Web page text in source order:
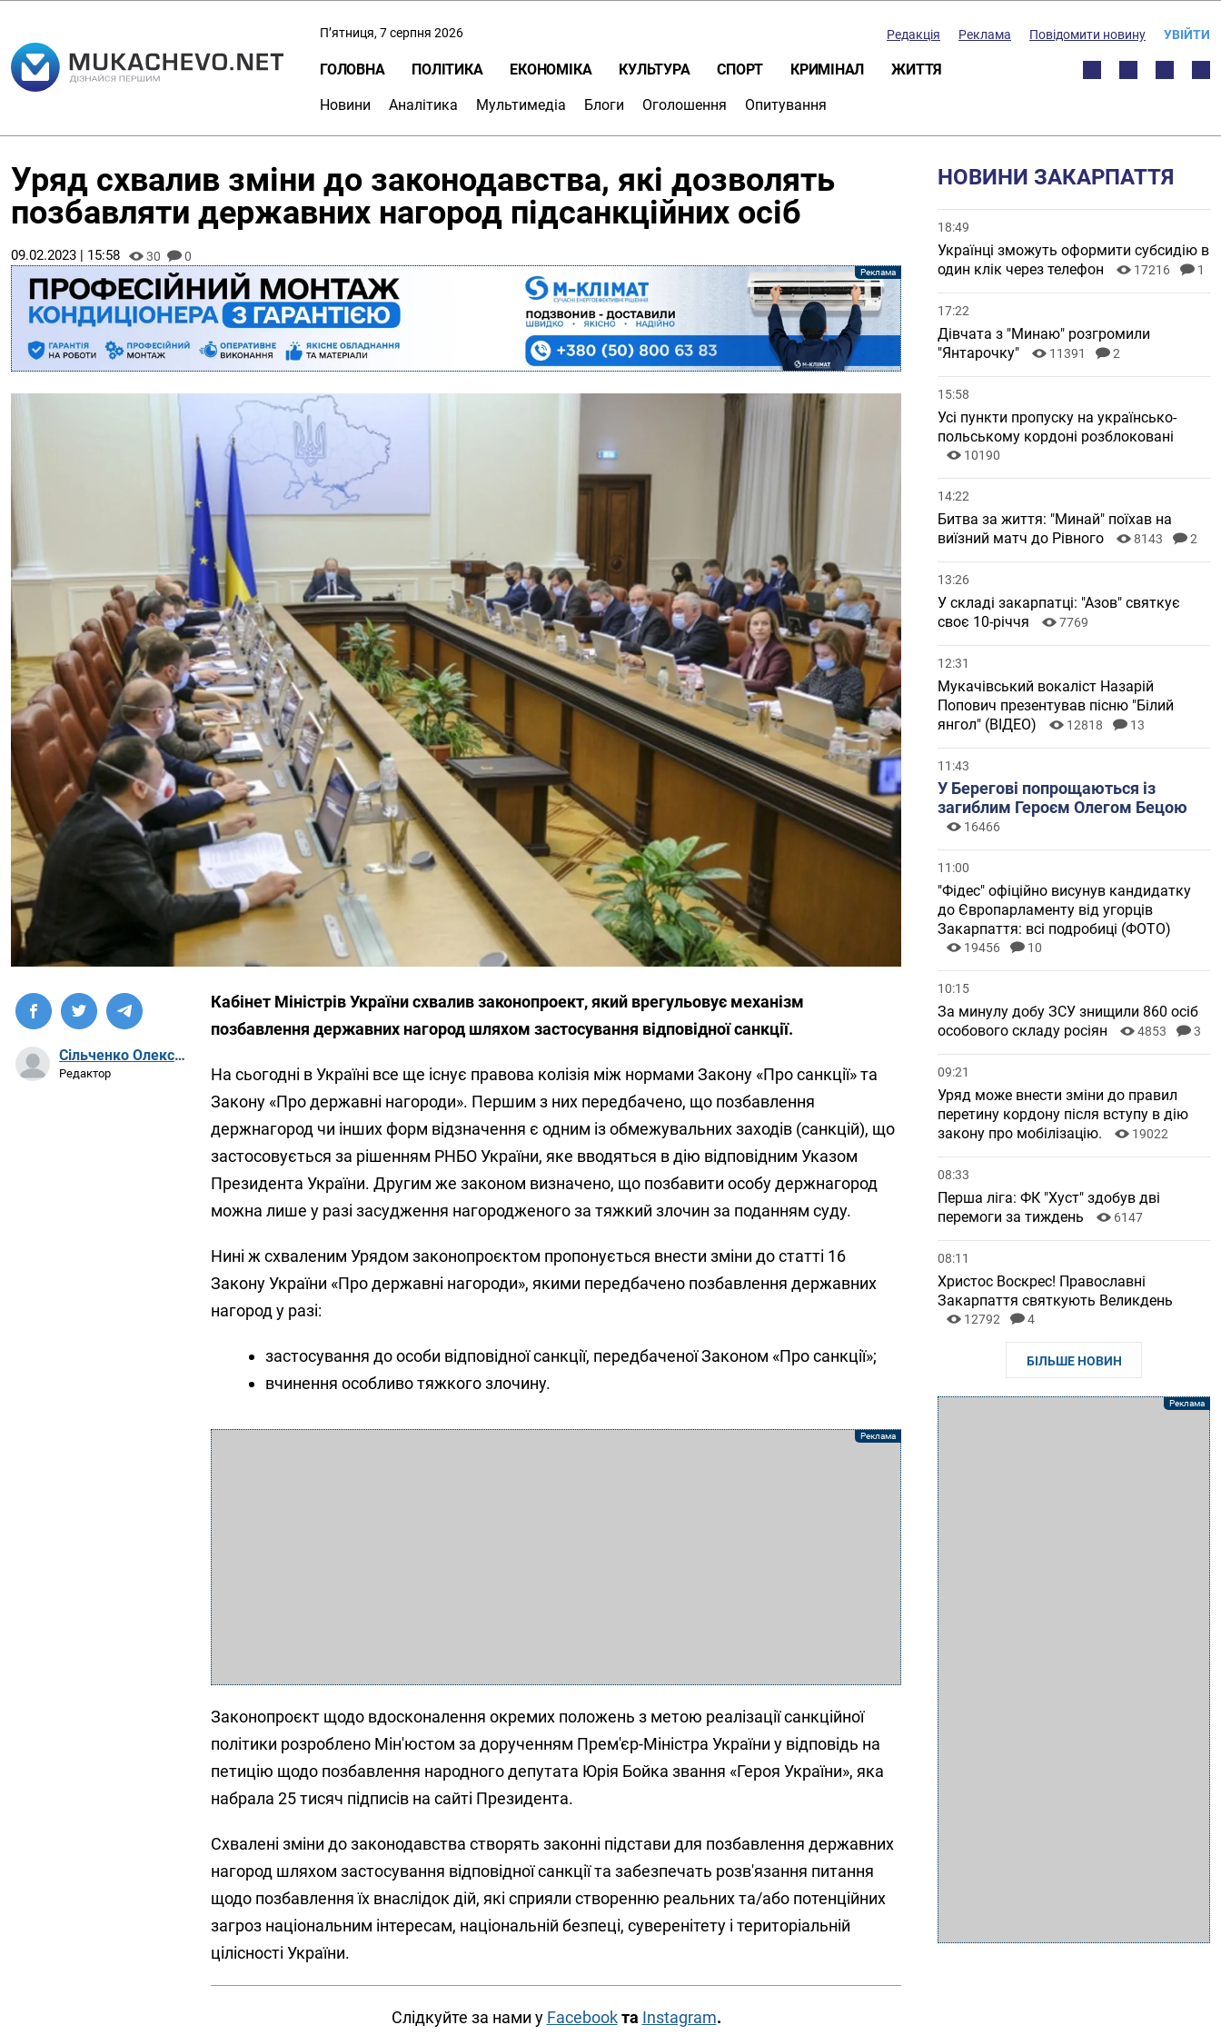
П’ятниця, 7 серпня 2026 Редакція Реклама Повідомити новину УВІЙТИ
ГОЛОВНА ПОЛІТИКА ЕКОНОМІКА КУЛЬТУРА СПОРТ КРИМІНАЛ ЖИТТЯ
Новини Аналітика Мультимедіа Блоги Оголошення Опитування
Уряд схвалив зміни до законодавства, які дозволять
позбавляти державних нагород підсанкційних осіб
09.02.2023 | 15:58 30 0
Сільченко Олександр Артурович
Редактор
Кабінет Міністрів України схвалив законопроект, який врегульовує механізм
позбавлення державних нагород шляхом застосування відповідної санкції.
На сьогодні в Україні все ще існує правова колізія між нормами Закону «Про санкції» та
Закону «Про державні нагороди». Першим з них передбачено, що позбавлення
держнагород чи інших форм відзначення є одним із обмежувальних заходів (санкцій), що
застосовується за рішенням РНБО України, яке вводяться в дію відповідним Указом
Президента України. Другим же законом визначено, що позбавити особу держнагород
можна лише у разі засудження нагородженого за тяжкий злочин за поданням суду.
Нині ж схваленим Урядом законопроєктом пропонується внести зміни до статті 16
Закону України «Про державні нагороди», якими передбачено позбавлення державних
нагород у разі:
застосування до особи відповідної санкції, передбаченої Законом «Про санкції»;
вчинення особливо тяжкого злочину.
Законопроєкт щодо вдосконалення окремих положень з метою реалізації санкційної
політики розроблено Мін'юстом за дорученням Прем'єр-Міністра України у відповідь на
петицію щодо позбавлення народного депутата Юрія Бойка звання «Героя України», яка
набрала 25 тисяч підписів на сайті Президента.
Схвалені зміни до законодавства створять законні підстави для позбавлення державних
нагород шляхом застосування відповідної санкції та забезпечать розв'язання питання
щодо позбавлення їх внаслідок дій, які сприяли створенню реальних та/або потенційних
загроз національним інтересам, національній безпеці, суверенітету і територіальній
цілісності України.
Слідкуйте за нами у Facebookта Instagram.
НОВИНИ ЗАКАРПАТТЯ
18:49
Українці зможуть оформити субсидію в
один клік через телефон
17216 1
17:22
Дівчата з "Минаю" розгромили
"Янтарочку"
11391 2
15:58
Усі пункти пропуску на українсько-
польському кордоні розблоковані
10190
14:22
Битва за життя: "Минай" поїхав на
виїзний матч до Рівного
8143 2
13:26
У складі закарпатці: "Азов" святкує
своє 10-річчя
7769
12:31
Мукачівський вокаліст Назарій
Попович презентував пісню "Білий
янгол" (ВІДЕО)
12818 13
11:43
У Берегові попрощаються із
загиблим Героєм Олегом Бецою
16466
11:00
"Фідес" офіційно висунув кандидатку
до Європарламенту від угорців
Закарпаття: всі подробиці (ФОТО)
19456 10
10:15
За минулу добу ЗСУ знищили 860 осіб
особового складу росіян
4853 3
09:21
Уряд може внести зміни до правил
перетину кордону після вступу в дію
закону про мобілізацію.
19022
08:33
Перша ліга: ФК "Хуст" здобув дві
перемоги за тиждень
6147
08:11
Христос Воскрес! Православні
Закарпаття святкують Великдень
12792 4
БІЛЬШЕ НОВИН